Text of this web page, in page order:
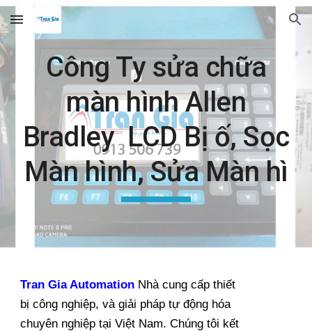
Skip to main content Skip to navigation
Công Ty sửa chữa
màn hình Allen
Bradley LCD Bị ố, Sọc
Màn hình, Sửa Màn hì
Tran Gia Automation Nhà cung cấp thiết
bị công nghiệp, và giải pháp tự động hóa
chuyên nghiệp tại Việt Nam. Chúng tôi kết